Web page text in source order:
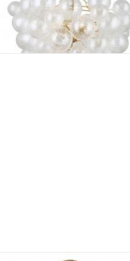
91 620 руб.